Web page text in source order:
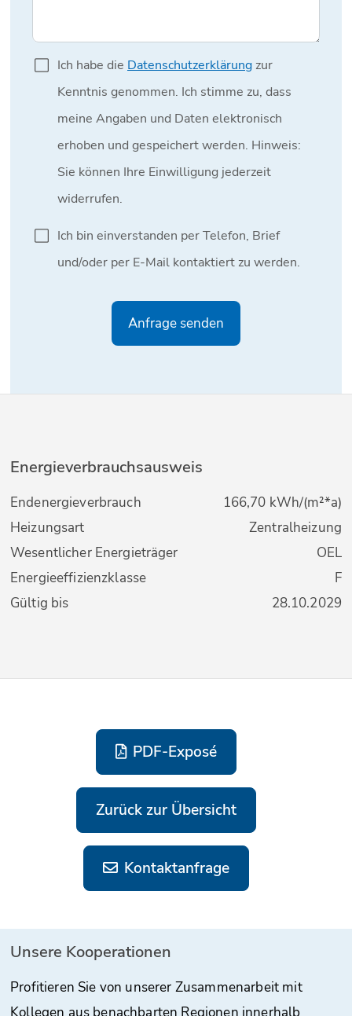
Energieverbrauchsausweis
Endenergieverbrauch
166,70 kWh/(m²*a)
Heizungsart
Zentralheizung
Wesentlicher Energieträger
OEL
Energieeffizienzklasse
F
Gültig bis
28.10.2029
PDF-Exposé
Zurück zur Übersicht
Kontaktanfrage
Unsere Kooperationen
Profitieren Sie von unserer Zusammenarbeit mit
Kollegen aus benachbarten Regionen innerhalb